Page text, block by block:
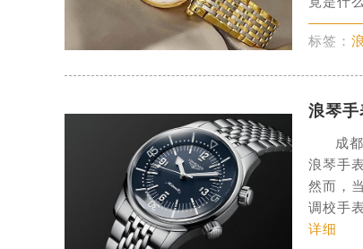
沈阳市沈河区中街路137号亨
沈阳市沈河区中街路83号亨
哈尔滨市道里区友谊西路600
大连市中山区人民路15号国际
佛山市禅城区季华五路57号万
东莞市东城街道鸿福东路1号
无锡市梁溪区人民中路139号
南通市崇川区工农路57号圆融
标签：
浪琴手
成
浪琴手
然而，
调校手
详细